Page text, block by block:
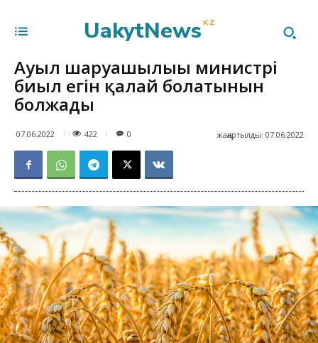
UakytNews KZ
Ауыл шаруашылығы министрі
биыл егін қалай болатынын
болжады
07.06.2022 422 жаңартылды: 07.06.2022
0